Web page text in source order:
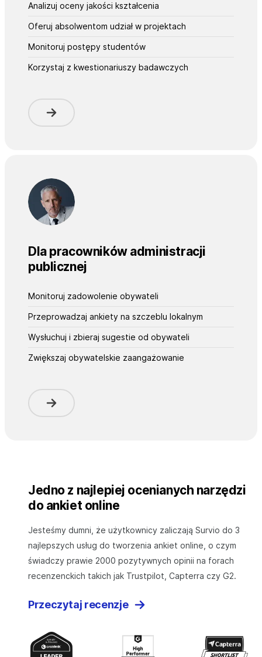
Analizuj oceny jakości kształcenia
Oferuj absolwentom udział w projektach
Monitoruj postępy studentów
Korzystaj z kwestionariuszy badawczych
Dla pracowników administracji
publicznej
Monitoruj zadowolenie obywateli
Przeprowadzaj ankiety na szczeblu lokalnym
Wysłuchuj i zbieraj sugestie od obywateli
Zwiększaj obywatelskie zaangażowanie
Jedno z najlepiej ocenianych narzędzi
do ankiet online
Jesteśmy dumni, że użytkownicy zaliczają Survio do 3
najlepszych usług do tworzenia ankiet online, o czym
świadczy prawie 2000 pozytywnych opinii na forach
recenzenckich takich jak Trustpilot, Capterra czy G2.
Przeczytaj recenzje